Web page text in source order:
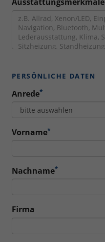
PERSÖNLICHE DATEN
Anrede*
Vorname*
Nachname*
Firma